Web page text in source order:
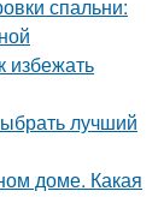
спальни:
избежать
лучший
доме. Какая